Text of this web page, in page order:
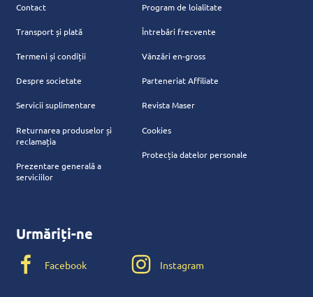
Contact
Transport și plată
Termeni și condiții
Despre societate
Servicii suplimentare
Returnarea produselor și
reclamația
Prezentare generală a
serviciilor
Program de loialitate
Întrebări frecvente
Vânzări en-gross
Parteneriat Affiliate
Revista Maser
Cookies
Protecția datelor personale
Urmăriți-ne
Facebook Instagram